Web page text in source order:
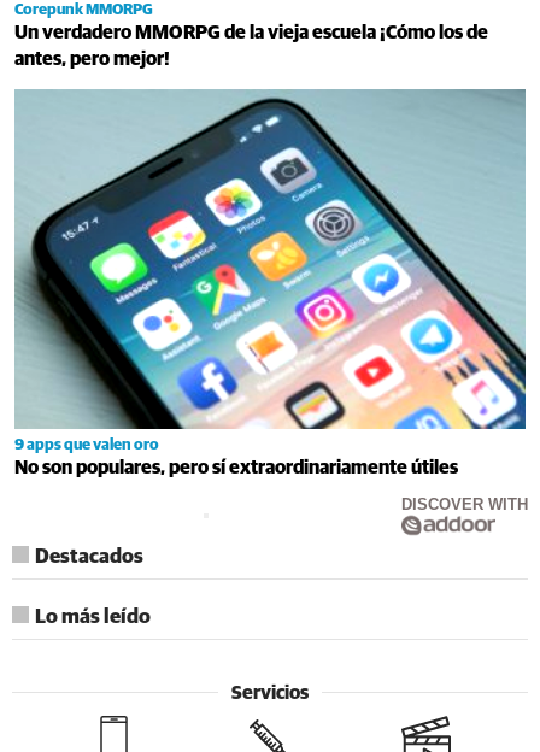
Corepunk MMORPG
Un verdadero MMORPG de la vieja escuela ¡Cómo los de
antes, pero mejor!
9 apps que valen oro
No son populares, pero sí extraordinariamente útiles
DISCOVER WITH
Destacados
Lo más leído
Servicios